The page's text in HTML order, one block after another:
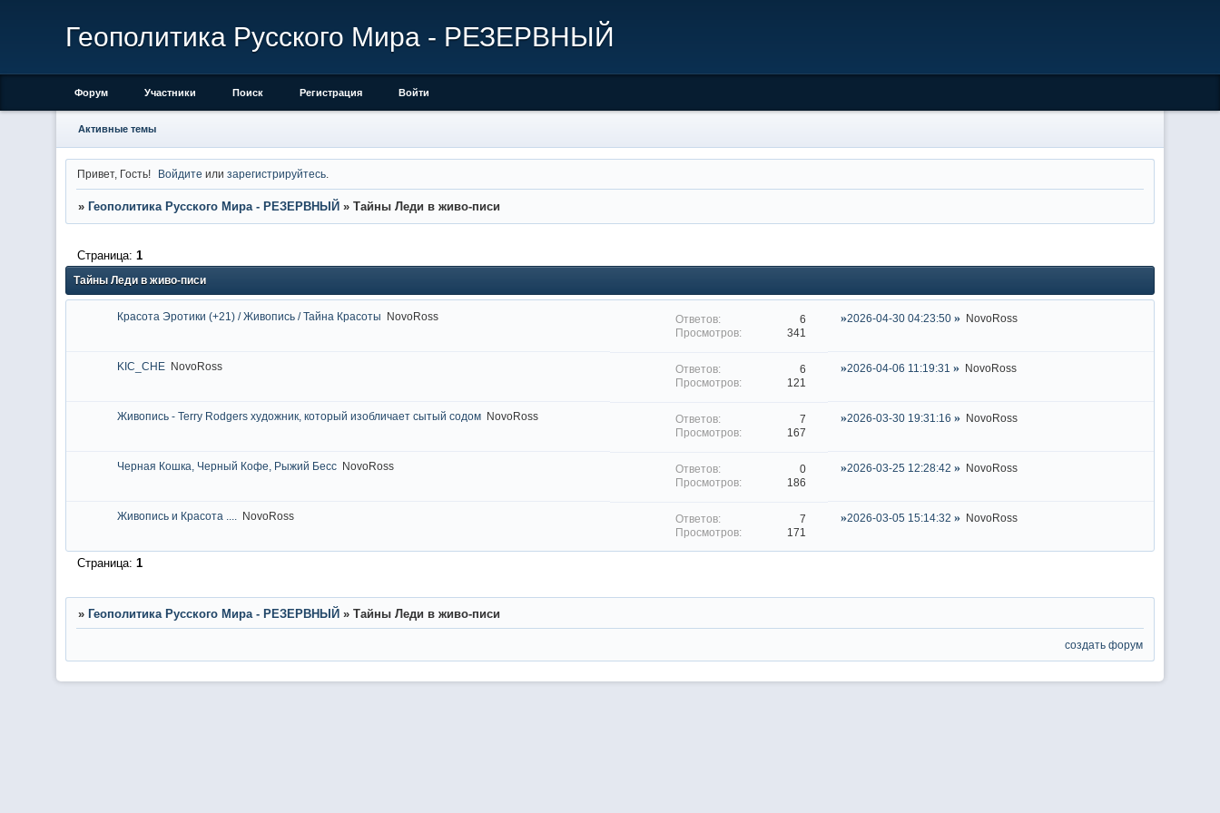
Геополитика Русского Мира - РЕЗЕРВНЫЙ
Форум Участники Поиск Регистрация Войти
Активные темы
Привет, Гость! Войдите илизарегистрируйтесь
» Геополитика Русского Мира - РЕЗЕРВНЫЙ » Тайны Леди в живо-писи
Тайны Леди в живо-писи
Страница: 1
Красота Эротики (+21) / Живопись / Тайна Красоты NovoRoss
6
341
2026-04-30 04:23:50 NovoRoss
KIC_CHE NovoRoss
6
121
2026-04-06 11:19:31 NovoRoss
Живопись - Terry Rodgers художник, который изобличает сытый содом NovoRoss
7
167
2026-03-30 19:31:16 NovoRoss
Черная Кошка, Черный Кофе, Рыжий Бесс NovoRoss
0
186
2026-03-25 12:28:42 NovoRoss
Живопись и Красота .... NovoRoss
7
171
2026-03-05 15:14:32 NovoRoss
Страница: 1
» Геополитика Русского Мира - РЕЗЕРВНЫЙ » Тайны Леди в живо-писи
создать форум